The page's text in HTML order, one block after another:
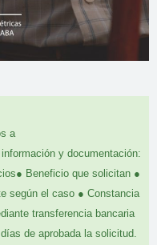
a
y documentación:
Beneficio que solicitan ●
según el caso ● Constancia
transferencia bancaria
de aprobada la solicitud.